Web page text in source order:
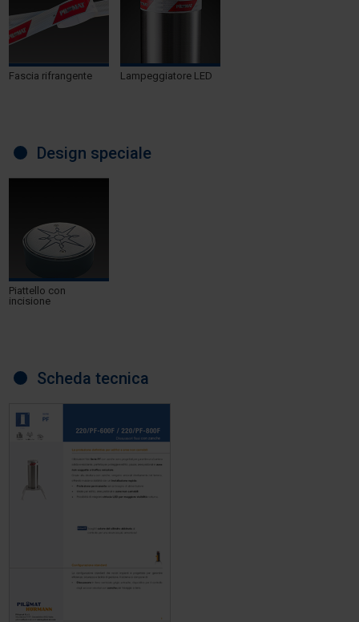
Fascia rifrangente Lampeggiatore LED
Design speciale
Piattello con
incisione
Scheda tecnica